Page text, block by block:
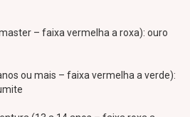
– faixa vermelha a roxa): ouro
ou mais – faixa vermelha a verde):